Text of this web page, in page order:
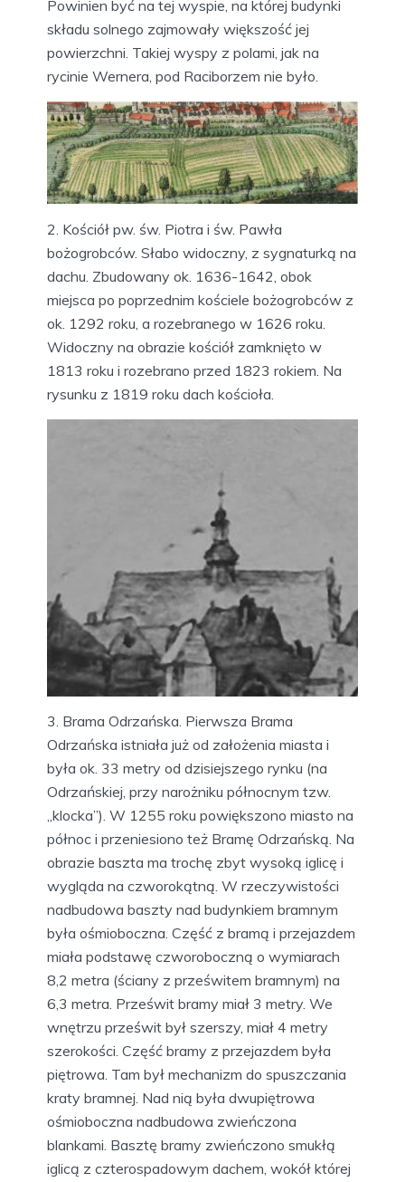
Powinien być na tej wyspie, na której budynki
składu solnego zajmowały większość jej
powierzchni. Takiej wyspy z polami, jak na
rycinie Wernera, pod Raciborzem nie było.
2. Kościół pw. św. Piotra i św. Pawła
bożogrobców. Słabo widoczny, z sygnaturką na
dachu. Zbudowany ok. 1636-1642, obok
miejsca po poprzednim kościele bożogrobców z
ok. 1292 roku, a rozebranego w 1626 roku.
Widoczny na obrazie kościół zamknięto w
1813 roku i rozebrano przed 1823 rokiem. Na
rysunku z 1819 roku dach kościoła.
3. Brama Odrzańska. Pierwsza Brama
Odrzańska istniała już od założenia miasta i
była ok. 33 metry od dzisiejszego rynku (na
Odrzańskiej, przy narożniku północnym tzw.
„klocka”). W 1255 roku powiększono miasto na
północ i przeniesiono też Bramę Odrzańską. Na
obrazie baszta ma trochę zbyt wysoką iglicę i
wygląda na czworokątną. W rzeczywistości
nadbudowa baszty nad budynkiem bramnym
była ośmioboczna. Część z bramą i przejazdem
miała podstawę czworoboczną o wymiarach
8,2 metra (ściany z prześwitem bramnym) na
6,3 metra. Prześwit bramy miał 3 metry. We
wnętrzu prześwit był szerszy, miał 4 metry
szerokości. Część bramy z przejazdem była
piętrowa. Tam był mechanizm do spuszczania
kraty bramnej. Nad nią była dwupiętrowa
ośmioboczna nadbudowa zwieńczona
blankami. Basztę bramy zwieńczono smukłą
iglicą z czterospadowym dachem, wokół której